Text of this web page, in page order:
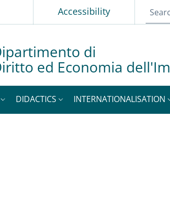
topAccessibility
di
ed Economia
DIDACTICS INTERNATIONALISATION